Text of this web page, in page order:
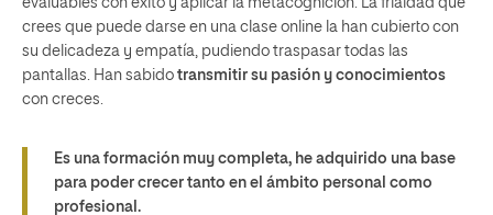
evaluables con éxito y aplicar la metacognición. La frialdad que
crees que puede darse en una clase online la han cubierto con
su delicadeza y empatía, pudiendo traspasar todas las
pantallas. Han sabido transmitir su pasión y conocimientos
con creces.
Es una formación muy completa, he adquirido una base
para poder crecer tanto en el ámbito personal como
profesional.